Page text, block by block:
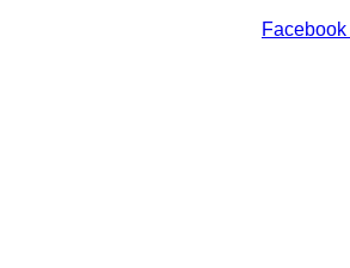
Facebook